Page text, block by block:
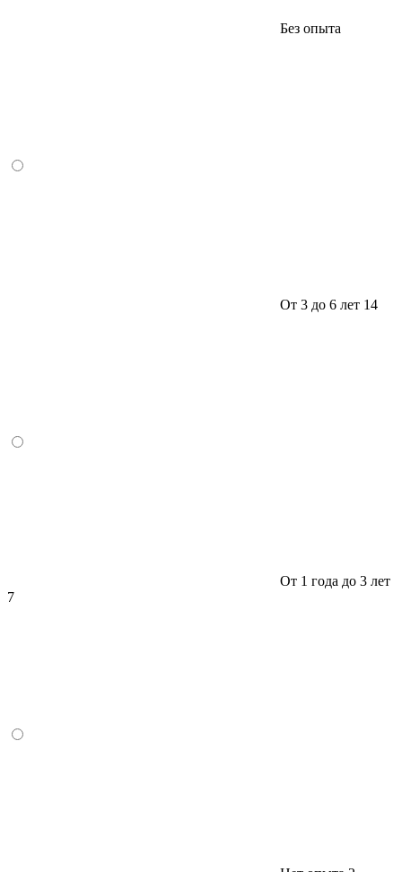
Без опыта
От 3 до 6 лет 14
От 1 года до 3 лет
7